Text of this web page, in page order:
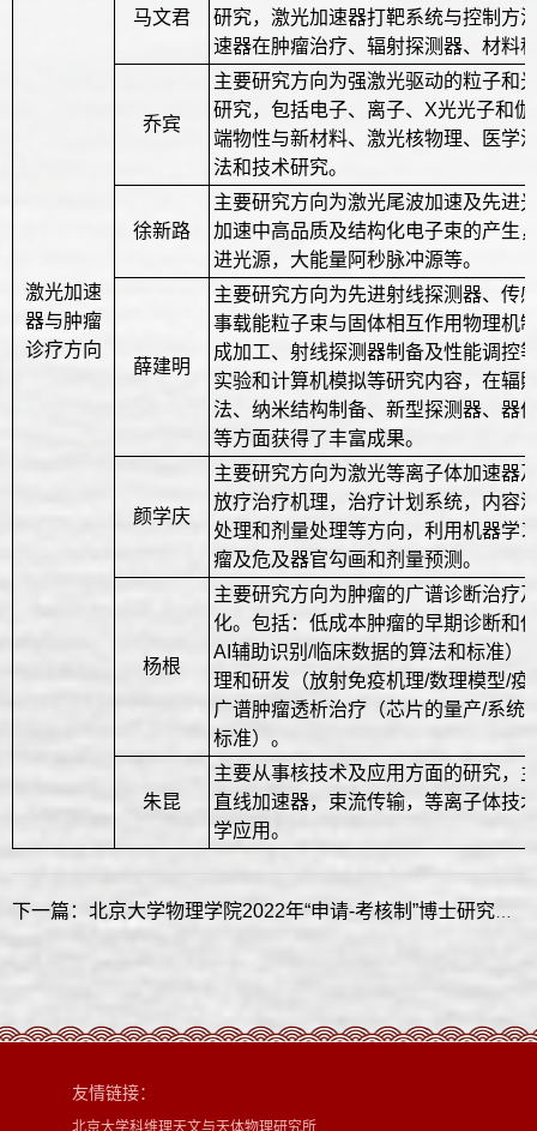
激光加速
器与肿瘤
诊疗方向
马文君
研究，激光加速器打靶系统与控制方
速器在肿瘤治疗、辐射探测器、材料
乔宾
主要研究方向为强激光驱动的粒子和
研究，包括电子、离子、X光光子和
端物性与新材料、激光核物理、医学
法和技术研究。
徐新路
主要研究方向为激光尾波加速及先进
加速中高品质及结构化电子束的产生
进光源，大能量阿秒脉冲源等。
薛建明
主要研究方向为先进射线探测器、传
事载能粒子束与固体相互作用物理机
成加工、射线探测器制备及性能调控
实验和计算机模拟等研究内容，在辐
法、纳米结构制备、新型探测器、器
等方面获得了丰富成果。
颜学庆
主要研究方向为激光等离子体加速器
放疗治疗机理，治疗计划系统，内容
处理和剂量处理等方向，利用机器学
瘤及危及器官勾画和剂量预测。
杨根
主要研究方向为肿瘤的广谱诊断治疗
化。包括：低成本肿瘤的早期诊断和
AI辅助识别/临床数据的算法和标准）
理和研发（放射免疫机理/数理模型/疫
广谱肿瘤透析治疗（芯片的量产/系统
标准）。
朱昆
主要从事核技术及应用方面的研究，
直线加速器，束流传输，等离子体技
学应用。
友情链接：
北京大学科维理天文与天体物理研究所